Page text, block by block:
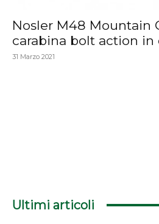
Nosler M48 Mountain
carabina bolt action in
31 Marzo 2021
Ultimi articoli